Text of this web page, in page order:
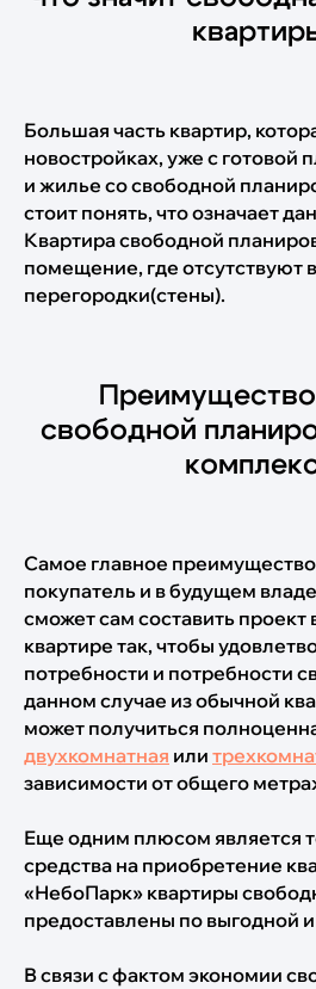
Большая часть квартир,
новостройках, уже с готовой
и жилье со свободной
стоит понять, что означает
Квартира свободной
помещение, где отсутствуют
перегородки(стены).
Преимущество
свободной
Самое главное преимущество
покупатель и в будущем
сможет сам составить проект
квартире так, чтобы
потребности и потребности
данном случае из обычной
может получиться
двухкомнатная или
зависимости от общего
Еще одним плюсом является
средства на приобретение
«НебоПарк» квартиры
предоставлены по выгодной
В связи с фактом экономии